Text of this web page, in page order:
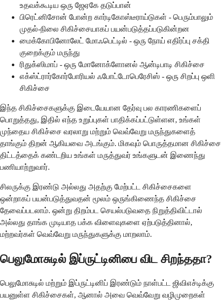
உதவக்கூடிய ஒரு ஜேஏகே தடுப்பான்
பிரெட்னிசோன் போன்ற கார்டிகோஸ்டீராய்டுகள் - பெரும்பாலும்
முதல்-நிலை சிகிச்சையாகப் பயன்படுத்தப்படுகின்றன
மைக்கோபினோலேட் மோஃபெட்டில் - ஒரு நோய் எதிர்ப்பு சக்தி
குறைக்கும் மருந்து
ரிதுக்ஸிமாப் - ஒரு மோனோக்ளோனல் ஆன்டிபாடி சிகிச்சை
எக்ஸ்ட்ரார்கோர்போரியல் ஃபோட்டோபெரேசிஸ் - ஒரு சிறப்பு ஒளி
சிகிச்சை
இந்த சிகிச்சைகளுக்கு இடையேயான தேர்வு பல காரணிகளைப்
பொறுத்தது, இதில் எந்த உறுப்புகள் பாதிக்கப்பட்டுள்ளன, உங்கள்
முந்தைய சிகிச்சை வரலாறு மற்றும் வெவ்வேறு மருந்துகளைத்
தாங்கும் திறன் ஆகியவை அடங்கும். மிகவும் பொருத்தமான சிகிச்சை
திட்டத்தைக் கண்டறிய உங்கள் மருத்துவர் உங்களுடன் இணைந்து
பணியாற்றுவார்.
சிலருக்கு இரண்டு அல்லது அதற்கு மேற்பட்ட சிகிச்சைகளை
ஒன்றாகப் பயன்படுத்துவதன் மூலம் ஒருங்கிணைந்த சிகிச்சை
தேவைப்படலாம். ஒன்று திறம்பட செயல்படுவதை நிறுத்திவிட்டால்
அல்லது தாங்க முடியாத பக்க விளைவுகளை ஏற்படுத்தினால்,
மற்றவர்கள் வெவ்வேறு மருந்துகளுக்கு மாறலாம்.
பெலுமோசுடில் இப்ருட்டினிபை விட சிறந்ததா?
பெலுமோசுடில் மற்றும் இப்ருட்டினிப் இரண்டும் நாள்பட்ட ஜிவிஎச்டிக்கு
பயனுள்ள சிகிச்சைகள், ஆனால் அவை வெவ்வேறு வழிமுறைகள்